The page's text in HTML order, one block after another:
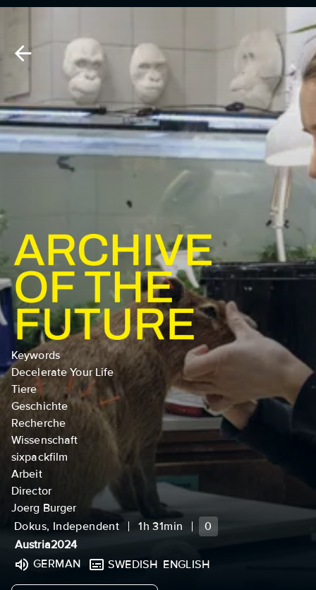
Keywords
Decelerate Your Life
Tiere
Geschichte
Recherche
Wissenschaft
sixpackfilm
Arbeit
Director
Joerg Burger
Dokus, Independent
1h 31min
0
Austria2024
GERMAN
SWEDISH ENGLISH